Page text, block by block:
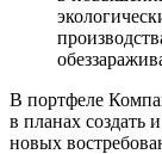
В портфеле
в планах создать
новых